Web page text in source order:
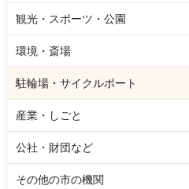
観光・スポーツ・公園
環境・斎場
駐輪場・サイクルポート
産業・しごと
公社・財団など
その他の市の機関